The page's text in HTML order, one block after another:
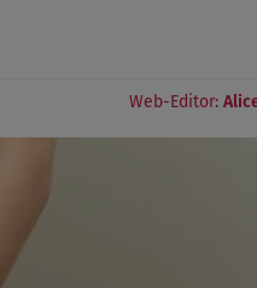
Web-Editor: